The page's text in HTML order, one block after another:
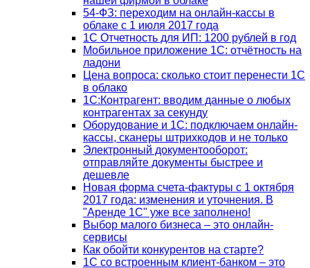
54-ФЗ: переходим на онлайн-кассы в
облаке с 1 июля 2017 года
1С Отчетность для ИП: 1200 рублей в год
Мобильное приложение 1С: отчётность на
ладони
Цена вопроса: сколько стоит перенести 1С
в облако
1С:Контрагент: вводим данные о любых
контрагентах за секунду
Оборудование и 1С: подключаем онлайн-
кассы, сканеры штрихкодов и не только
Электронный документооборот:
отправляйте документы быстрее и
дешевле
Новая форма счета-фактуры с 1 октября
2017 года: изменения и уточнения. В
"Аренде 1С" уже все заполнено!
Выбор малого бизнеса – это онлайн-
сервисы
Как обойти конкурентов на старте?
1C со встроенным клиент-банком – это